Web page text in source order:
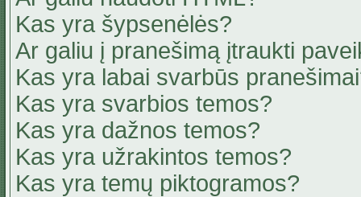
Kas yra šypsenėlės?
Ar galiu į pranešimą įtraukti
Kas yra labai svarbūs
Kas yra svarbios temos?
Kas yra dažnos temos?
Kas yra užrakintos temos?
Kas yra temų piktogramos?